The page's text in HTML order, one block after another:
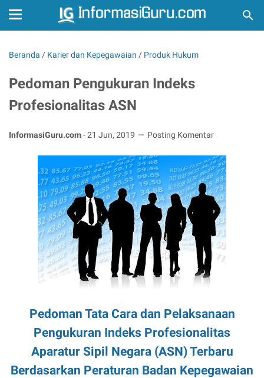
Beranda / Karier dan Kepegawaian / Produk Hukum
Pedoman Pengukuran Indeks
Profesionalitas ASN
InformasiGuru.com-21 Jun, 2019 Posting Komentar
Pedoman Tata Cara dan Pelaksanaan
Pengukuran Indeks Profesionalitas
Aparatur Sipil Negara (ASN) Terbaru
Berdasarkan Peraturan Badan Kepegawaian